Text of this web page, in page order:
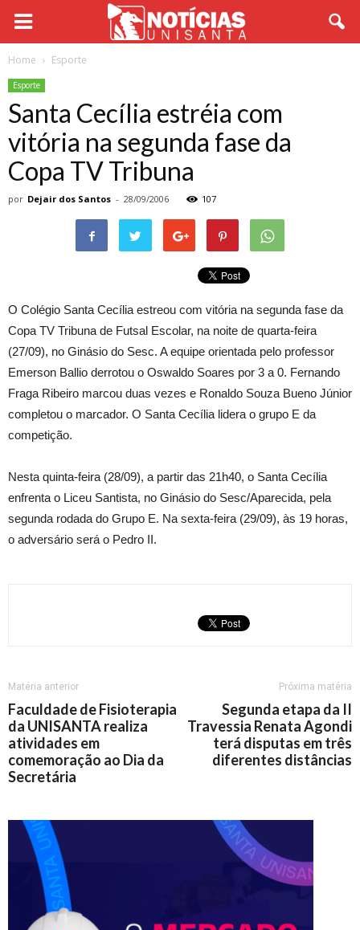
Home Esporte
Esporte
Santa Cecília estréia com
vitória na segunda fase da
Copa TV Tribuna
por Dejair dos Santos - 28/09/2006 107
O Colégio Santa Cecília estreou com vitória na segunda fase da
Copa TV Tribuna de Futsal Escolar, na noite de quarta-feira
(27/09), no Ginásio do Sesc. A equipe orientada pelo professor
Emerson Ballio derrotou o Oswaldo Soares por 3 a 0. Fernando
Fraga Ribeiro marcou duas vezes e Ronaldo Souza Bueno Júnior
completou o marcador. O Santa Cecília lidera o grupo E da
competição.
Nesta quinta-feira (28/09), a partir das 21h40, o Santa Cecília
enfrenta o Liceu Santista, no Ginásio do Sesc/Aparecida, pela
segunda rodada do Grupo E. Na sexta-feira (29/09), às 19 horas,
o adversário será o Pedro II.
Matéria anterior
Faculdade de Fisioterapia
da UNISANTA realiza
atividades em
comemoração ao Dia da
Secretária
Próxima matéria
Segunda etapa da II
Travessia Renata Agondi
terá disputas em três
diferentes distâncias